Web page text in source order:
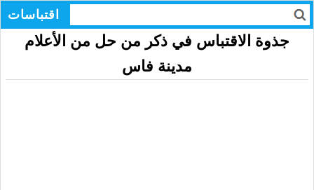
اقتباسات
جذوة الاقتباس في ذكر من حل من الأعلام
مدينة فاس